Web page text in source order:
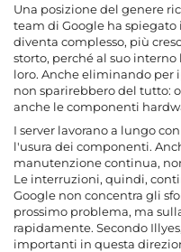
Una posizione del genere
team di Google ha
diventa complesso, più
storto, perché al suo
loro. Anche eliminando per
non sparirebbero del tutto:
anche le componenti
I server lavorano a lungo
l'usura dei componenti.
manutenzione continua,
Le interruzioni, quindi,
Google non concentra gli
prossimo problema, ma
rapidamente. Secondo
importanti in questa